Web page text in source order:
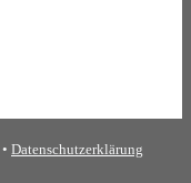
• Datenschutzerklärung